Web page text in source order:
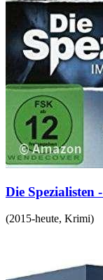
Die Spezialisten
(2015-heute, Krimi)